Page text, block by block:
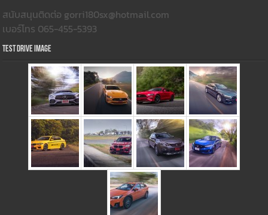
สนับสนุนติดต่อ gorri180sx@hotmail.com
เบอร์โทร 065-455-5393
Test Drive Image